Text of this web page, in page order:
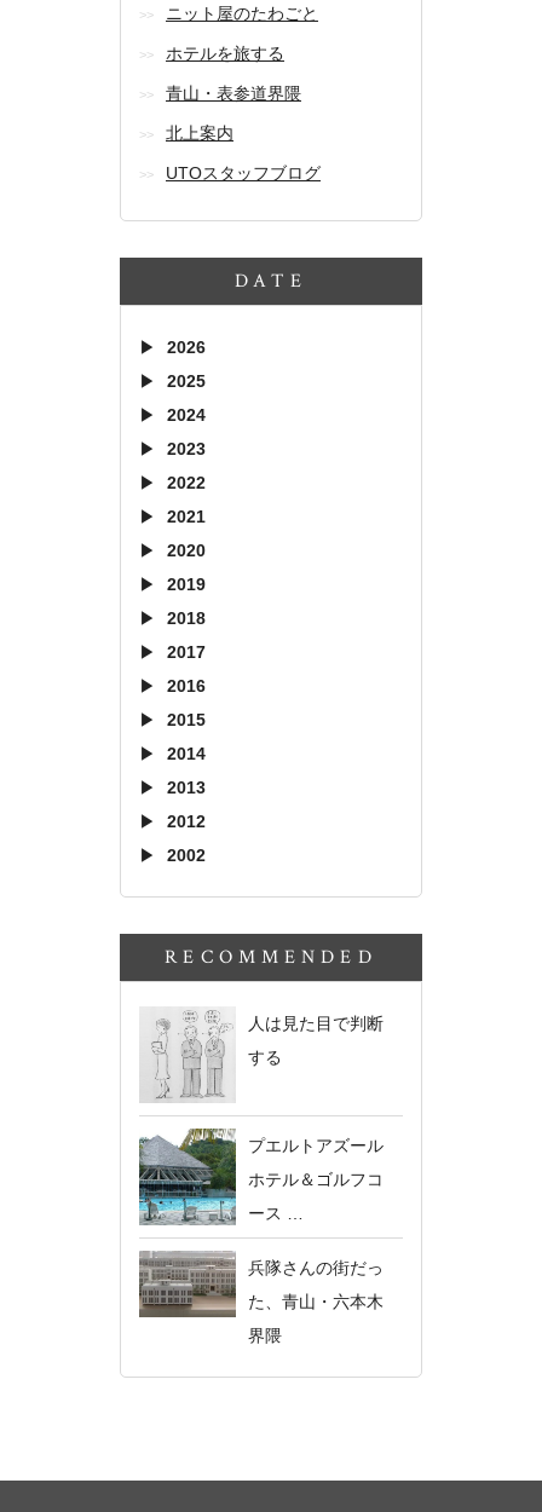
ニット屋のたわごと
ホテルを旅する
青山・表参道界隈
北上案内
UTOスタッフブログ
DATE
2026
2025
2024
2023
2022
2021
2020
2019
2018
2017
2016
2015
2014
2013
2012
2002
RECOMMENDED
人は見た目で判断
する
プエルトアズール
ホテル＆ゴルフコ
ース …
兵隊さんの街だっ
た、青山・六本木
界隈